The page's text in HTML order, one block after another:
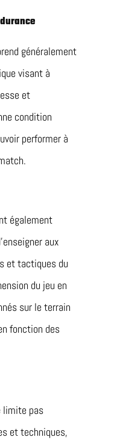
généralement
visant à
et
condition
performer à
également
aux
et tactiques du
du jeu en
sur le terrain
fonction des
limite pas
et techniques,